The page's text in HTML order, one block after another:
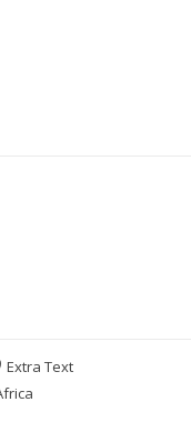
Extra Text